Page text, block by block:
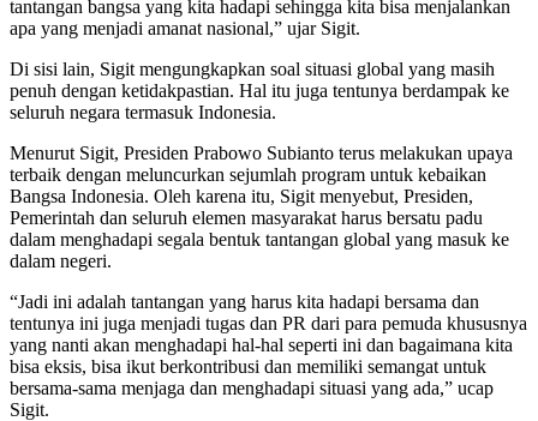
tantangan bangsa yang kita hadapi sehingga kita bisa menjalankan
apa yang menjadi amanat nasional,” ujar Sigit.
Di sisi lain, Sigit mengungkapkan soal situasi global yang masih
penuh dengan ketidakpastian. Hal itu juga tentunya berdampak ke
seluruh negara termasuk Indonesia.
Menurut Sigit, Presiden Prabowo Subianto terus melakukan upaya
terbaik dengan meluncurkan sejumlah program untuk kebaikan
Bangsa Indonesia. Oleh karena itu, Sigit menyebut, Presiden,
Pemerintah dan seluruh elemen masyarakat harus bersatu padu
dalam menghadapi segala bentuk tantangan global yang masuk ke
dalam negeri.
“Jadi ini adalah tantangan yang harus kita hadapi bersama dan
tentunya ini juga menjadi tugas dan PR dari para pemuda khususnya
yang nanti akan menghadapi hal-hal seperti ini dan bagaimana kita
bisa eksis, bisa ikut berkontribusi dan memiliki semangat untuk
bersama-sama menjaga dan menghadapi situasi yang ada,” ucap
Sigit.